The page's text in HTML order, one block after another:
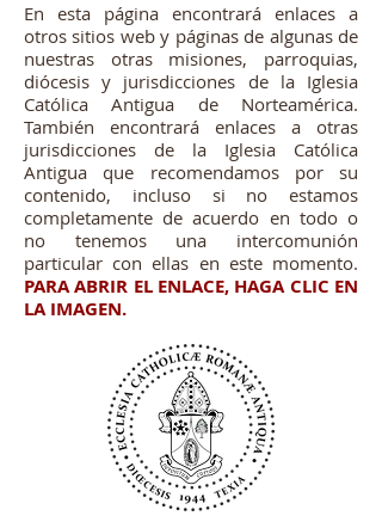
En esta página encontrará enlaces a
otros sitios web y páginas de algunas de
nuestras otras misiones, parroquias,
diócesis y jurisdicciones de la Iglesia
Católica Antigua de Norteamérica.
También encontrará enlaces a otras
jurisdicciones de la Iglesia Católica
Antigua que recomendamos por su
contenido, incluso si no estamos
completamente de acuerdo en todo o
no tenemos una intercomunión
particular con ellas en este momento.
PARA ABRIR EL ENLACE, HAGA CLIC EN
LA IMAGEN.